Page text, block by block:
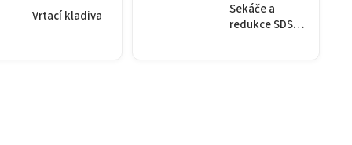
Vrtací kladiva
Sekáče a
redukce SDS